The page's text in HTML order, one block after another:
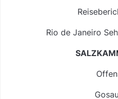
Rio de Janeiro